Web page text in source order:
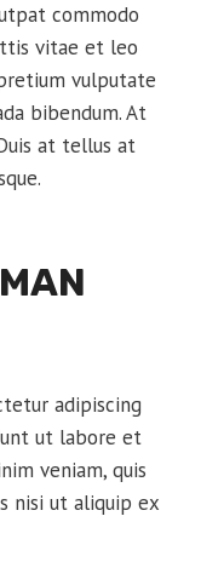
commodo
vitae et leo
vulputate
bibendum. At
at tellus at
adipiscing
ut labore et
veniam, quis
nisi ut aliquip ex